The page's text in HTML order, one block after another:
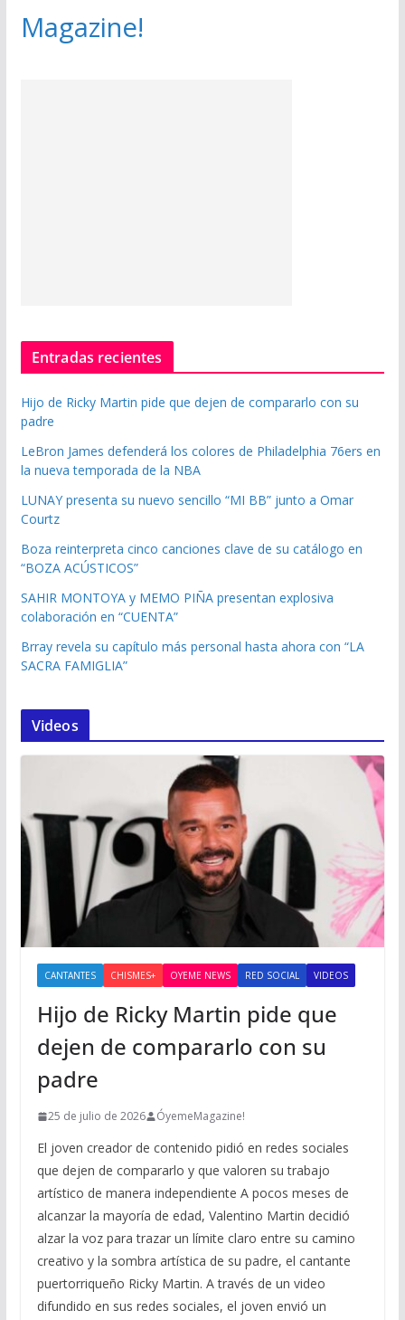
Magazine!
Entradas recientes
Hijo de Ricky Martin pide que dejen de compararlo con su
padre
LeBron James defenderá los colores de Philadelphia 76ers en
la nueva temporada de la NBA
LUNAY presenta su nuevo sencillo “MI BB” junto a Omar
Courtz
Boza reinterpreta cinco canciones clave de su catálogo en
“BOZA ACÚSTICOS”
SAHIR MONTOYA y MEMO PIÑA presentan explosiva
colaboración en “CUENTA”
Brray revela su capítulo más personal hasta ahora con “LA
SACRA FAMIGLIA”
Videos
CANTANTES CHISMES+ OYEME NEWS RED SOCIAL VIDEOS
Hijo de Ricky Martin pide que
dejen de compararlo con su
padre
25 de julio de 2026 ÓyemeMagazine!
El joven creador de contenido pidió en redes sociales
que dejen de compararlo y que valoren su trabajo
artístico de manera independiente A pocos meses de
alcanzar la mayoría de edad, Valentino Martin decidió
alzar la voz para trazar un límite claro entre su camino
creativo y la sombra artística de su padre, el cantante
puertorriqueño Ricky Martin. A través de un video
difundido en sus redes sociales, el joven envió un